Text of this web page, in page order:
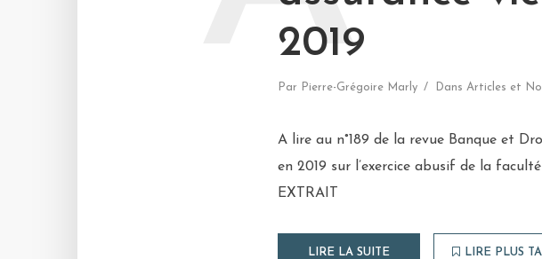
2019
Par Pierre-Grégoire Marly Dans Articles et
A lire au n°189 de la revue Banque et
en 2019 sur l’exercice abusif de la
EXTRAIT
LIRE LA SUITE LIRE PLUS